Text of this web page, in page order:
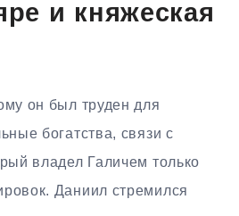
и княжеская
он был труден для
богатства, связи с
владел Галичем только
Даниил стремился